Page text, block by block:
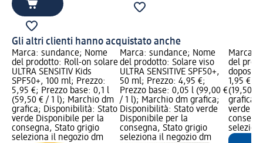
Gli altri clienti hanno acquistato anche
Marca: sundance; Nome
del prodotto: Roll-on solare
ULTRA SENSITIV Kids
SPF50+, 100 ml; Prezzo:
5,95 €; Prezzo base: 0,1 l
(59,50 € / 1 l); Marchio dm
grafica; Disponibilità: Stato
verde Disponibile per la
consegna, Stato grigio
seleziona il negozio dm
Marca: sundance; Nome
del prodotto: Solare viso
ULTRA SENSITIVE SPF50+,
50 ml; Prezzo: 4,95 €;
Prezzo base: 0,05 l (99,00 €
/ 1 l); Marchio dm grafica;
Disponibilità: Stato verde
Disponibile per la
consegna, Stato grigio
seleziona il negozio dm
Marca:
del
1,95 €;
(19,50 €
grafica;
verde